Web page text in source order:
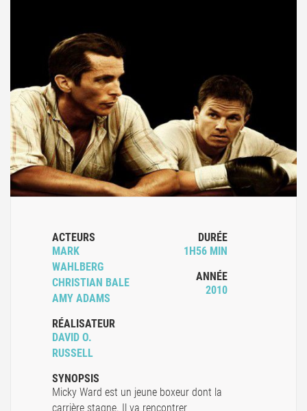
ACTEURS
MARK
WAHLBERG
CHRISTIAN BALE
AMY ADAMS
RÉALISATEUR
DAVID O.
RUSSELL
DURÉE
1H56 MIN
ANNÉE
2010
SYNOPSIS
Micky Ward est un jeune boxeur dont la
carrière stagne. Il va rencontrer